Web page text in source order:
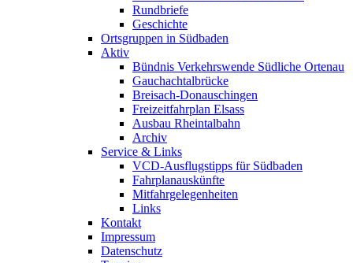
Rundbriefe
Geschichte
Ortsgruppen in Südbaden
Aktiv
Bündnis Verkehrswende Südliche Ortenau
Gauchachtalbrücke
Breisach-Donauschingen
Freizeitfahrplan Elsass
Ausbau Rheintalbahn
Archiv
Service & Links
VCD-Ausflugstipps für Südbaden
Fahrplanauskünfte
Mitfahrgelegenheiten
Links
Kontakt
Impressum
Datenschutz